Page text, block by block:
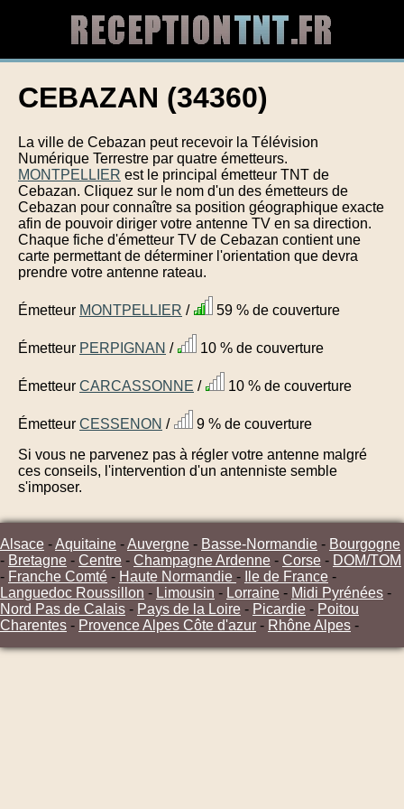
CEBAZAN (34360)
La ville de Cebazan peut recevoir la Télévision
Numérique Terrestre par quatre émetteurs.
MONTPELLIER est le principal émetteur TNT de
Cebazan. Cliquez sur le nom d'un des émetteurs de
Cebazan pour connaître sa position géographique exacte
afin de pouvoir diriger votre antenne TV en sa direction.
Chaque fiche d'émetteur TV de Cebazan contient une
carte permettant de déterminer l'orientation que devra
prendre votre antenne rateau.
Émetteur MONTPELLIER / 59 % de couverture
Émetteur PERPIGNAN / 10 % de couverture
Émetteur CARCASSONNE / 10 % de couverture
Émetteur CESSENON /
9 % de couverture
Si vous ne parvenez pas à régler votre antenne malgré
ces conseils, l'intervention d'un antenniste semble
s'imposer.
Alsace -Aquitaine -Auvergne - Basse-Normandie - Bourgogne
- Bretagne - Centre - Champagne Ardenne - Corse - DOM/TOM
- Franche Comté - Haute Normandie - Ile de France -
Languedoc Roussillon - Limousin - Lorraine - Midi Pyrénées -
Nord Pas de Calais - Pays de la Loire - Picardie - Poitou
Charentes - Provence Alpes Côte d'azur - Rhône Alpes -